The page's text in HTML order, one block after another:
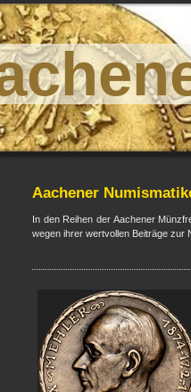
Aachener
In den Reihen der Aachener
wegen ihrer wertvollen Beiträge zur